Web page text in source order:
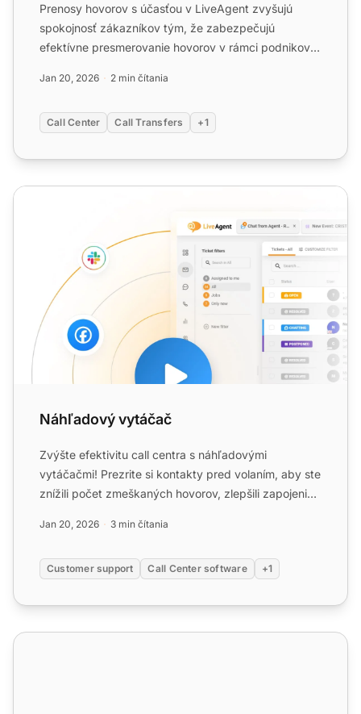
Prenosy hovorov s účasťou v LiveAgent zvyšujú
spokojnosť zákazníkov tým, že zabezpečujú
efektívne presmerovanie hovorov v rámci podnikov.
Jan 20, 2026 2 min čítania
Call Center Call Transfers +1
Náhľadový vytáčač
Náhľadový vytáčač
Zvýšte efektivitu call centra s náhľadovými
vytáčačmi! Prezrite si kontakty pred volaním, aby ste
znížili počet zmeškaných hovorov, zlepšili zapojenie
Jan 20, 2026 3 min čítania
Customer support Call Center software +1
Funkcie automatického spätného volania